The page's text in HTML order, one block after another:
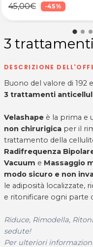
45,00€ -45%
3
DESCRIZIONE
Buono del valore di 192
3 trattamenti
Velashape è la prima e
non chirurigica per il
trattamento della
Radifrequenza
Vacuum e Massaggio
modo sicuro e non
le adiposità localizzate,
e ritonificare ogni parte
Riduce, Rimodella,
sedute!
Per ulteriori